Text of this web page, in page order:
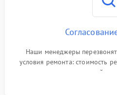
Наши менеджеры
условия ремонта: стоимость
гарантийные